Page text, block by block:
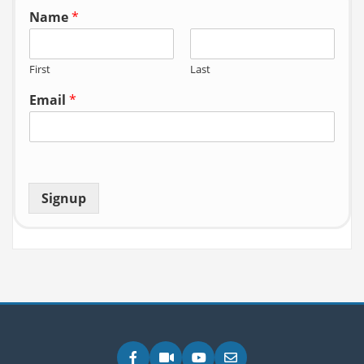
Name*
First Last
Email *
Signup
Facebook
ZoomYouTube
Email